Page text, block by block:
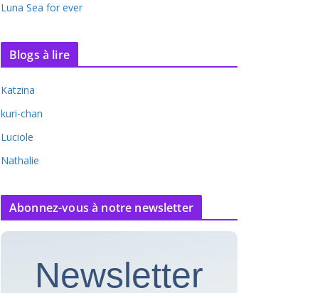
Luna Sea for ever
Blogs à lire
Katzina
kuri-chan
Luciole
Nathalie
Abonnez-vous à notre newsletter
Newsletter